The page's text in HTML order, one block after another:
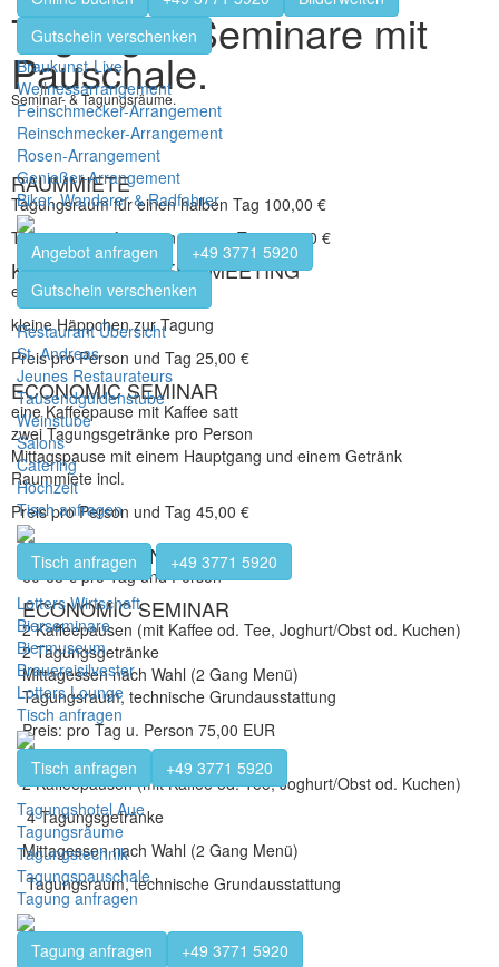
Gutschein verschenken
Braukunst-Live
Wellnessarrangement
Feinschmecker-Arrangement
Reinschmecker-Arrangement
Rosen-Arrangement
Genießer-Arrangement
Biker, Wanderer & Radfahrer
Angebot anfragen
+49 3771 5920
Gutschein verschenken
Restaurant Übersicht
St. Andreas
Jeunes Restaurateurs
Tausendgüldenstube
Weinstube
Salons
Catering
Hochzeit
Tisch anfragen
Tisch anfragen
+49 3771 5920
Lotters Wirtschaft
Bierseminare
Biermuseum
Brauereisilvester
Lotters Lounge
Tisch anfragen
Tisch anfragen
+49 3771 5920
Tagungshotel Aue
Tagungsräume
Tagungstechnik
Tagungspauschale
Tagung anfragen
Tagung anfragen
+49 3771 5920
Tagung & Seminare mit
Pauschale.
Seminar- & Tagungsräume.
RAUMMIETE
Tagungsraum für einen halben Tag 100,00 €
Tagungsraum für einen ganzen Tag 130,00 €
KLEINES BUSINESS MEETING
ein Getränk
kleine Häppchen zur Tagung
Preis pro Person und Tag 25,00 €
ECONOMIC SEMINAR
eine Kaffeepause mit Kaffee satt
zwei Tagungsgetränke pro Person
Mittagspause mit einem Hauptgang und einem Getränk
Raummiete incl.
Preis pro Person und Tag 45,00 €
TAGES-ARRANGEMENT
60-68 € pro Tag und Person
ECONOMIC SEMINAR
2 Kaffeepausen (mit Kaffee od. Tee, Joghurt/Obst od. Kuchen)
2 Tagungsgetränke
Mittagessen nach Wahl (2 Gang Menü)
Tagungsraum, technische Grundausstattung
Preis: pro Tag u. Person 75,00 EUR
ECONOMIC SEMINAR
2 Kaffeepausen (mit Kaffee od. Tee, Joghurt/Obst od. Kuchen)
4 Tagungsgetränke
Mittagessen nach Wahl (2 Gang Menü)
Tagungsraum, technische Grundausstattung
Preis: pro Tag u. Person 82,00 EUR